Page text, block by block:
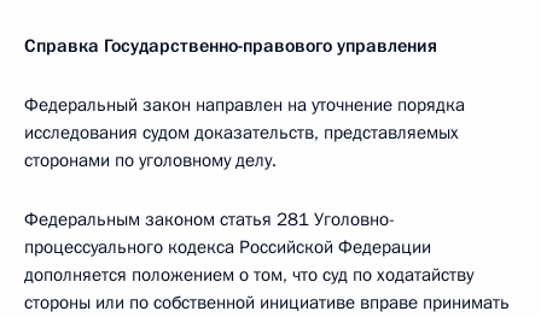
Справка Государственно-правового управления
Федеральный закон направлен на уточнение порядка
исследования судом доказательств, представляемых
сторонами по уголовному делу.
Федеральным законом статья 281 Уголовно-
процессуального кодекса Российской Федерации
дополняется положением о том, что суд по ходатайству
стороны или по собственной инициативе вправе принимать